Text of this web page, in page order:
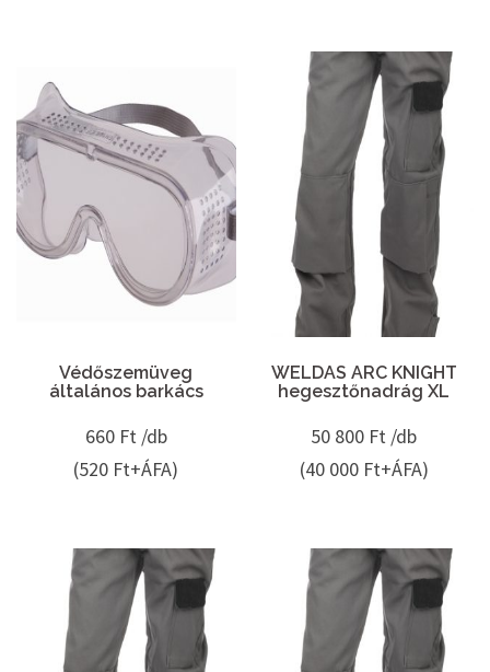
Védőszemüveg
általános barkács
660 Ft /db
(520 Ft+ÁFA)
WELDAS ARC KNIGHT
hegesztőnadrág XL
50 800 Ft /db
(40 000 Ft+ÁFA)